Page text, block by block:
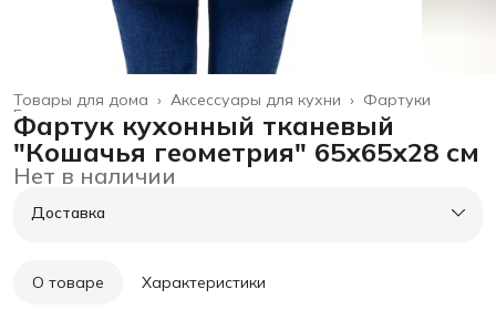
Фартуки
Аксессуары для кухни ›
Товары для дома ›
Главная
Фартук кухонный тканевый
"Кошачья геометрия" 65х65х28 см
Нет в наличии
Доставка
О товаре Характеристики